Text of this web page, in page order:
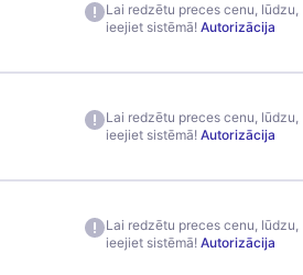
Lai redzētu preces cenu, lūdzu,
ieejiet sistēmā! Autorizācija
Lai redzētu preces cenu, lūdzu,
ieejiet sistēmā! Autorizācija
Lai redzētu preces cenu, lūdzu,
ieejiet sistēmā! Autorizācija